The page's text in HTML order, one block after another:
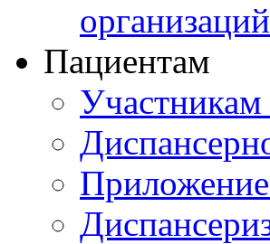
организаций
Пациентам